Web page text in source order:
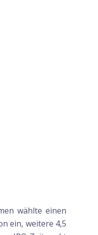
wählte einen
ein, weitere 4,5